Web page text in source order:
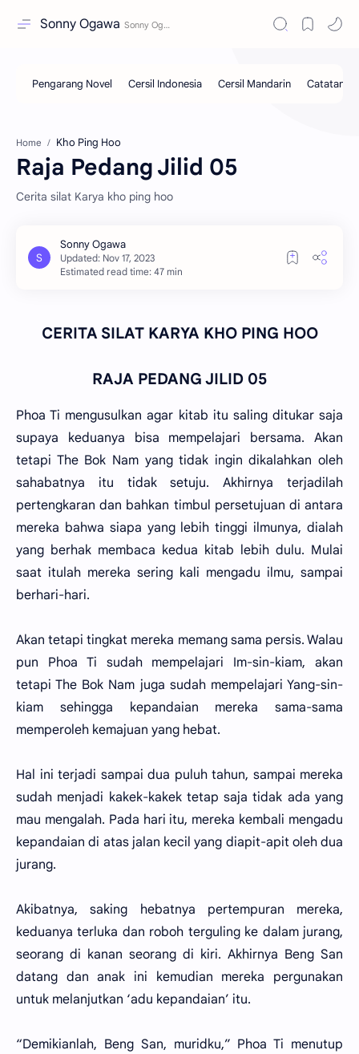
Sonny Ogawa
Home Kho Ping Hoo
Raja Pedang Jilid 05
Cerita silat Karya kho ping hoo
Estimated read time: 47 min
CERITA SILAT KARYA KHO PING HOO
RAJA PEDANG JILID 05
Phoa Ti mengusulkan agar kitab itu saling ditukar saja
supaya keduanya bisa mempelajari bersama. Akan
tetapi The Bok Nam yang tidak ingin dikalahkan oleh
sahabatnya itu tidak setuju. Akhirnya terjadilah
pertengkaran dan bahkan timbul persetujuan di antara
mereka bahwa siapa yang lebih tinggi ilmunya, dialah
yang berhak membaca kedua kitab lebih dulu. Mulai
saat itulah mereka sering kali mengadu ilmu, sampai
berhari-hari.
Akan tetapi tingkat mereka memang sama persis. Walau
pun Phoa Ti sudah mempelajari Im-sin-kiam, akan
tetapi The Bok Nam juga sudah mempelajari Yang-sin-
kiam sehingga kepandaian mereka sama-sama
memperoleh kemajuan yang hebat.
Hal ini terjadi sampai dua puluh tahun, sampai mereka
sudah menjadi kakek-kakek tetap saja tidak ada yang
mau mengalah. Pada hari itu, mereka kembali mengadu
kepandaian di atas jalan kecil yang diapit-apit oleh dua
jurang.
Akibatnya, saking hebatnya pertempuran mereka,
keduanya terluka dan roboh terguling ke dalam jurang,
seorang di kanan seorang di kiri. Akhirnya Beng San
datang dan anak ini kemudian mereka pergunakan
untuk melanjutkan ‘adu kepandaian’ itu.
“Demikianlah, Beng San, muridku,” Phoa Ti menutup